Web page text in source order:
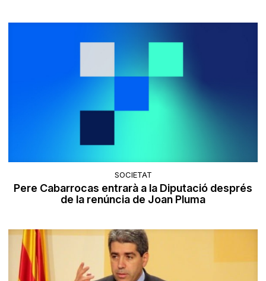
SOCIETAT
Pere Cabarrocas entrarà a la Diputació després
de la renúncia de Joan Pluma